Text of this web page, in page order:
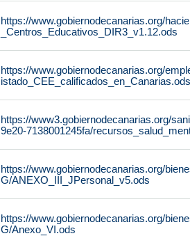
https://www.gobiernodecanarias.org/
_Centros_Educativos_DIR3_v1.12.ods
https://www.gobiernodecanarias.org/
istado_CEE_calificados_en_Canarias.ods
https://www3.gobiernodecanarias.org/
9e20-7138001245fa/
https://www.gobiernodecanarias.org/
G/ANEXO_III_JPersonal_v5.ods
https://www.gobiernodecanarias.org/
G/Anexo_VI.ods